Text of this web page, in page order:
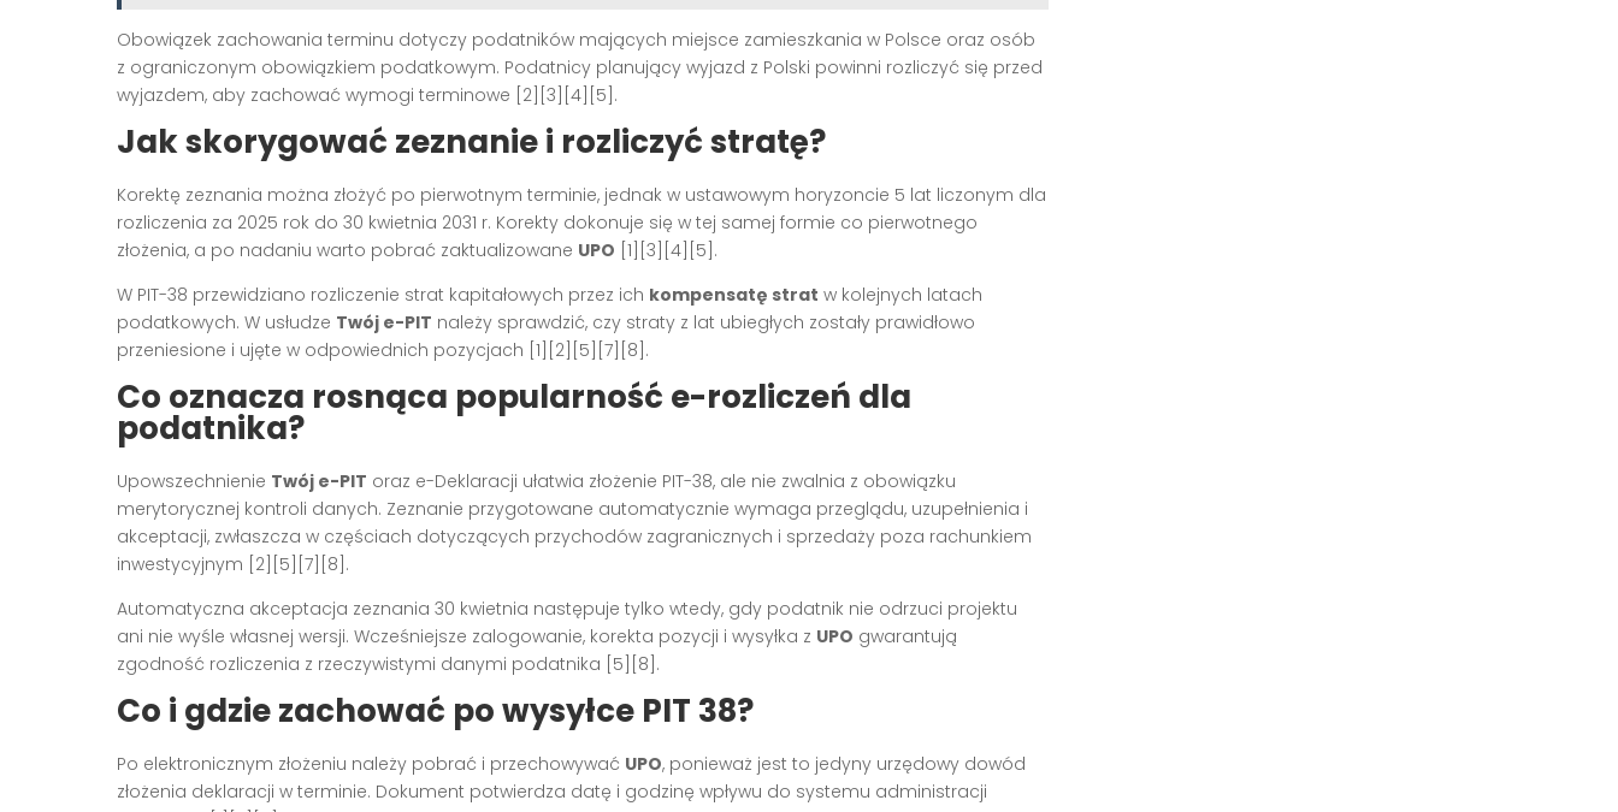
Obowiązek zachowania terminu dotyczy podatników mających miejsce zamieszkania w Polsce oraz osób
z ograniczonym obowiązkiem podatkowym. Podatnicy planujący wyjazd z Polski powinni rozliczyć się przed
wyjazdem, aby zachować wymogi terminowe [2][3][4][5].
Jak skorygować zeznanie i rozliczyć stratę?
Korektę zeznania można złożyć po pierwotnym terminie, jednak w ustawowym horyzoncie 5 lat liczonym dla
rozliczenia za 2025 rok do 30 kwietnia 2031 r. Korekty dokonuje się w tej samej formie co pierwotnego
złożenia, a po nadaniu warto pobrać zaktualizowane UPO [1][3][4][5].
W PIT-38 przewidziano rozliczenie strat kapitałowych przez ich kompensatę strat w kolejnych latach
podatkowych. W usłudze Twój e-PIT należy sprawdzić, czy straty z lat ubiegłych zostały prawidłowo
przeniesione i ujęte w odpowiednich pozycjach [1][2][5][7][8].
Co oznacza rosnąca popularność e-rozliczeń dla
podatnika?
Upowszechnienie Twój e-PIT oraz e-Deklaracji ułatwia złożenie PIT-38, ale nie zwalnia z obowiązku
merytorycznej kontroli danych. Zeznanie przygotowane automatycznie wymaga przeglądu, uzupełnienia i
akceptacji, zwłaszcza w częściach dotyczących przychodów zagranicznych i sprzedaży poza rachunkiem
inwestycyjnym [2][5][7][8].
Automatyczna akceptacja zeznania 30 kwietnia następuje tylko wtedy, gdy podatnik nie odrzuci projektu
ani nie wyśle własnej wersji. Wcześniejsze zalogowanie, korekta pozycji i wysyłka z UPO gwarantują
zgodność rozliczenia z rzeczywistymi danymi podatnika [5][8].
Co i gdzie zachować po wysyłce PIT 38?
Po elektronicznym złożeniu należy pobrać i przechowywać UPO, ponieważ jest to jedyny urzędowy dowód
złożenia deklaracji w terminie. Dokument potwierdza datę i godzinę wpływu do systemu administracji